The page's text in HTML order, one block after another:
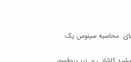
محاسبه سینوس یک